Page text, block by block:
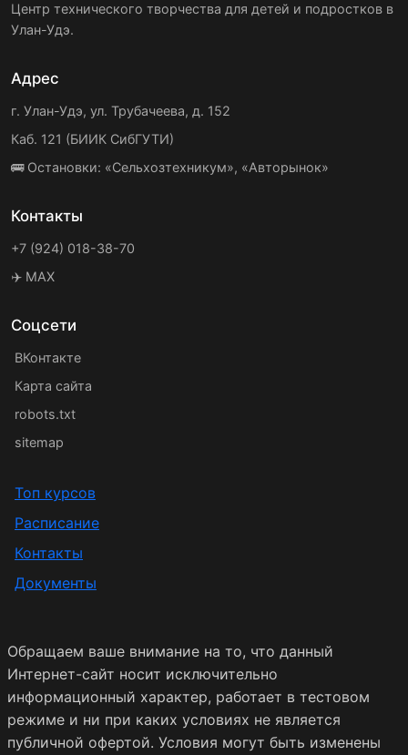
Центр технического творчества для детей и подростков в
Улан-Удэ.
Адрес
г. Улан-Удэ, ул. Трубачеева, д. 152
Каб. 121 (БИИК СибГУТИ)
🚌 Остановки: «Сельхозтехникум», «Авторынок»
Контакты
+7 (924) 018-38-70
✈️ MAX
Соцсети
ВКонтакте
Карта сайта
robots.txt
sitemap
Топ курсов
Расписание
Контакты
Документы
Обращаем ваше внимание на то, что данный
Интернет-сайт носит исключительно
информационный характер, работает в тестовом
режиме и ни при каких условиях не является
публичной офертой. Условия могут быть изменены